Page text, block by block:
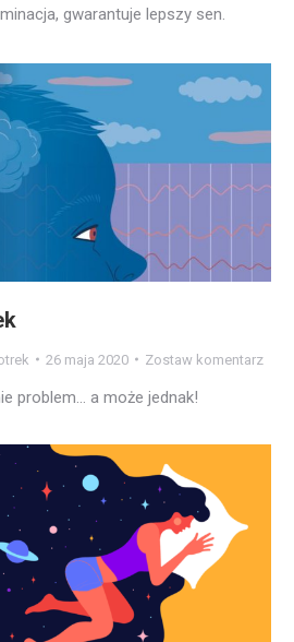
gwarantuje lepszy sen.
26 maja 2020 Zostaw komentarz
problem… a może jednak!